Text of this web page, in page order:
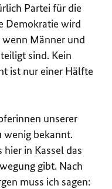
Partei für die
Demokratie wird
Männer und
sind. Kein
ist nur einer Hälfte
unserer
wenig bekannt.
hier in Kassel das
gibt. Nach
muss ich sagen: